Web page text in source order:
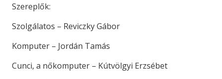
Szereplők:
Szolgálatos – Reviczky Gábor
Komputer – Jordán Tamás
Cunci, a nőkomputer – Kútvölgyi Erzsébet